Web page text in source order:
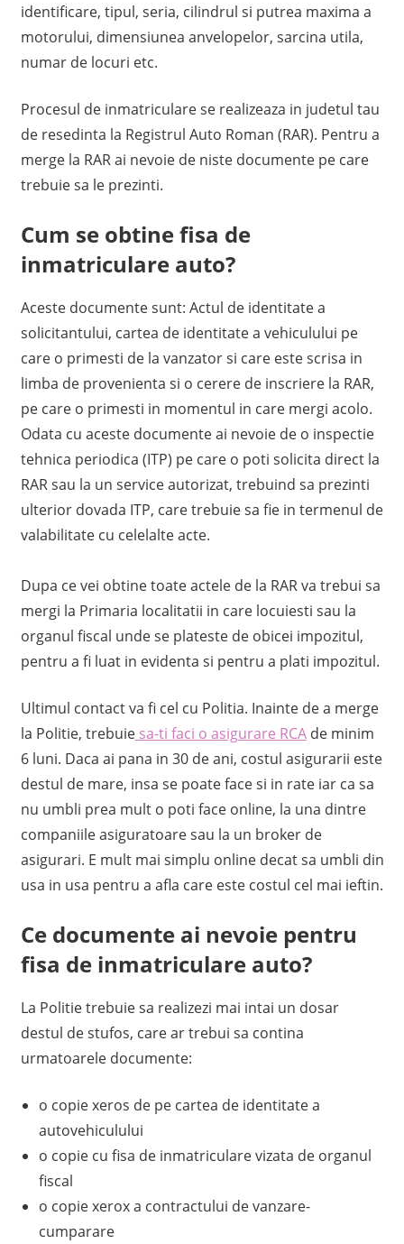
identificare, tipul, seria, cilindrul si putrea maxima a
motorului, dimensiunea anvelopelor, sarcina utila,
numar de locuri etc.
Procesul de inmatriculare se realizeaza in judetul tau
de resedinta la Registrul Auto Roman (RAR). Pentru a
merge la RAR ai nevoie de niste documente pe care
trebuie sa le prezinti.
Cum se obtine fisa de
inmatriculare auto?
Aceste documente sunt: Actul de identitate a
solicitantului, cartea de identitate a vehiculului pe
care o primesti de la vanzator si care este scrisa in
limba de provenienta si o cerere de inscriere la RAR,
pe care o primesti in momentul in care mergi acolo.
Odata cu aceste documente ai nevoie de o inspectie
tehnica periodica (ITP) pe care o poti solicita direct la
RAR sau la un service autorizat, trebuind sa prezinti
ulterior dovada ITP, care trebuie sa fie in termenul de
valabilitate cu celelalte acte.
Dupa ce vei obtine toate actele de la RAR va trebui sa
mergi la Primaria localitatii in care locuiesti sau la
organul fiscal unde se plateste de obicei impozitul,
pentru a fi luat in evidenta si pentru a plati impozitul.
Ultimul contact va fi cel cu Politia. Inainte de a merge
la Politie, trebuiesa-ti faci o asigurare RCAde minim
6 luni. Daca ai pana in 30 de ani, costul asigurarii este
destul de mare, insa se poate face si in rate iar ca sa
nu umbli prea mult o poti face online, la una dintre
companiile asiguratoare sau la un broker de
asigurari. E mult mai simplu online decat sa umbli din
usa in usa pentru a afla care este costul cel mai ieftin.
Ce documente ai nevoie pentru
fisa de inmatriculare auto?
La Politie trebuie sa realizezi mai intai un dosar
destul de stufos, care ar trebui sa contina
urmatoarele documente:
o copie xeros de pe cartea de identitate a
autovehiculului
o copie cu fisa de inmatriculare vizata de organul
fiscal
o copie xerox a contractului de vanzare-
cumparare